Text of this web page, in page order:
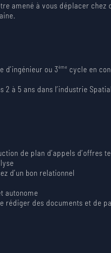
amené à vous déplacer chez
d’ingénieur ou 3ème cycle en
2 à 5 ans dans l’industrie
de plan d’appels d’offres
d’un bon relationnel
autonome
rédiger des documents et de